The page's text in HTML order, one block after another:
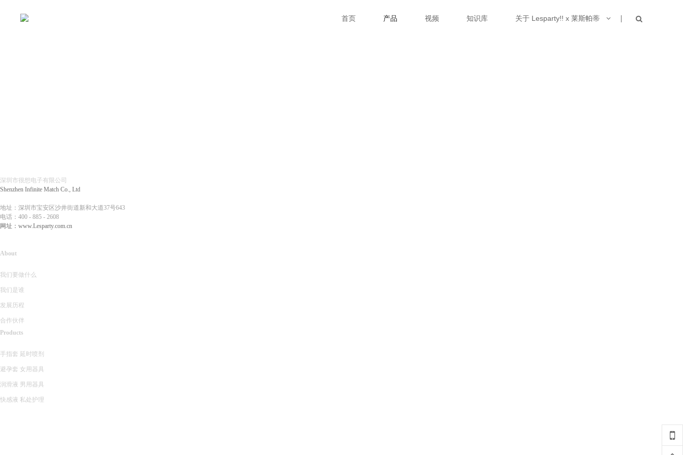
首页 产品 视频 知识库 关于 Lesparty!! x 莱斯帕蒂
深圳市很想电子有限公司
Shenzhen Infinite Match Co., Ltd
地址：深圳市宝安区沙井街道新和大道37号643
电话： 400 - 885 - 2608
网址： www.Lesparty.com.cn
About
我们要做什么
我们是谁
发展历程
合作伙伴
Products
手指套 延时喷剂
避孕套 女用器具
润滑液 男用器具
快感液 私处护理